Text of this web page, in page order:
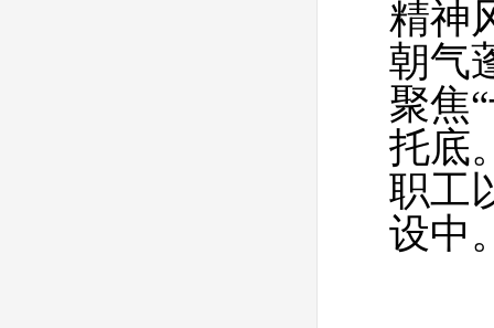
精神
朝气
聚焦
托底
职工
设中